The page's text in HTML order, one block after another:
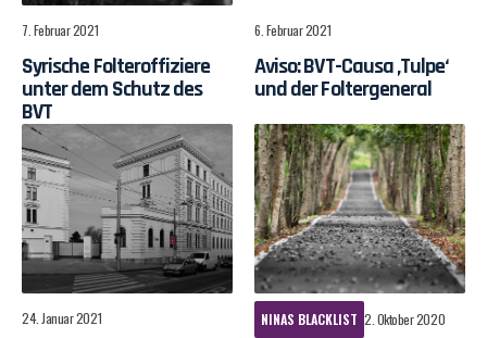
7. Februar 2021
Syrische Folteroffiziere
unter dem Schutz des
BVT
6. Februar 2021
Aviso: BVT-Causa ‚Tulpe‘
und der Foltergeneral
24. Januar 2021 NINAS BLACKLIST 2. Oktober 2020